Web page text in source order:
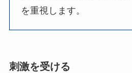
を重視します。
刺激を受ける